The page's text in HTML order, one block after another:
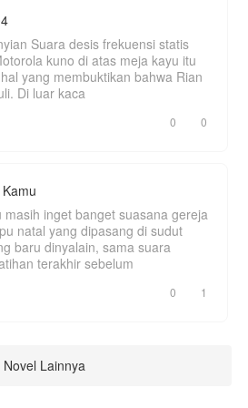
bukan kekasihnya.
bukan tawanannya.
adalah **miliknya**.
yang tak seorang pun boleh tahu.
Memotong sinyal satelit hanya karena
cermin kamar mandi yang sunyi, pria paling
di Segitiga Emas berbisik pada
sendiri:
aku... kurang tampan?"*
tahu—ini bukan cinta biasa. Ini bukan cinta
memilih antara berlari menuju kebebasan
statis
kuno di atas meja kayu itu
yang membuktikan bahwa Rian
belum sepenuhnya tuli. Di luar kaca
0 0
masih inget banget suasana gereja
natal yang dipasang di sudut
baru dinyalain, sama suara
terakhir sebelum
0 1
Novel Lainnya